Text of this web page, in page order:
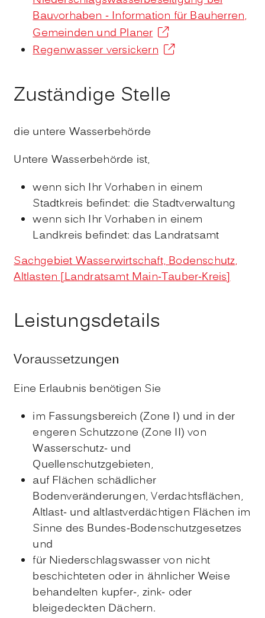
Bauvorhaben - Information für Bauherren,
Gemeinden und Planer
Regenwasser versickern
Zuständige Stelle
die untere Wasserbehörde
Untere Wasserbehörde ist,
wenn sich Ihr Vorhaben in einem
Stadtkreis befindet: die Stadtverwaltung
wenn sich Ihr Vorhaben in einem
Landkreis befindet: das Landratsamt
Sachgebiet Wasserwirtschaft, Bodenschutz,
Altlasten [Landratsamt Main-Tauber-Kreis]
Leistungsdetails
Voraussetzungen
Eine Erlaubnis benötigen Sie
im Fassungsbereich (Zone I) und in der
engeren Schutzzone (Zone II) von
Wasserschutz- und
Quellenschutzgebieten,
auf Flächen schädlicher
Bodenveränderungen, Verdachtsflächen,
Altlast- und altlastverdächtigen Flächen im
Sinne des Bundes-Bodenschutzgesetzes
und
für Niederschlagswasser von nicht
beschichteten oder in ähnlicher Weise
behandelten kupfer-, zink- oder
bleigedeckten Dächern.